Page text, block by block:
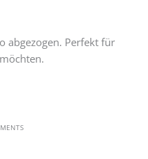
abgezogen. Perfekt für